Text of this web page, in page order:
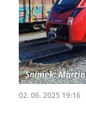
02. 06. 2025 19:16